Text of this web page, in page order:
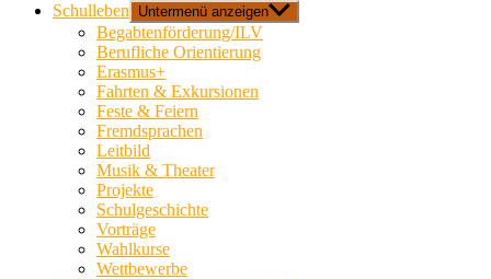
Schulleben
Untermenü anzeigen
Begabtenförderung/ILV
Berufliche Orientierung
Erasmus+
Fahrten & Exkursionen
Feste & Feiern
Fremdsprachen
Leitbild
Musik & Theater
Projekte
Schulgeschichte
Vorträge
Wahlkurse
Wettbewerbe